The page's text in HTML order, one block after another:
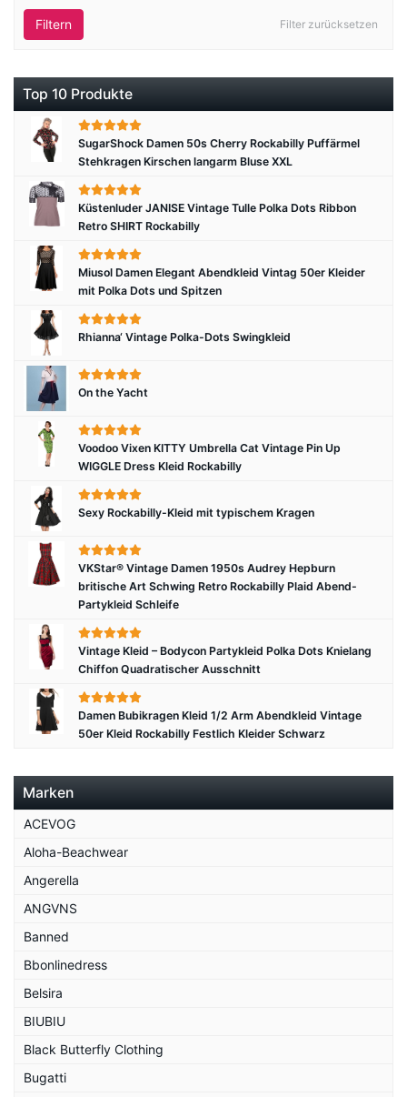
Filter zurücksetzen
Filtern
Top 10 Produkte
SugarShock Damen 50s Cherry Rockabilly Puffärmel
Stehkragen Kirschen langarm Bluse XXL
Küstenluder JANISE Vintage Tulle Polka Dots Ribbon
Retro SHIRT Rockabilly
Miusol Damen Elegant Abendkleid Vintag 50er Kleider
mit Polka Dots und Spitzen
Rhianna‘ Vintage Polka-Dots Swingkleid
On the Yacht
Voodoo Vixen KITTY Umbrella Cat Vintage Pin Up
WIGGLE Dress Kleid Rockabilly
Sexy Rockabilly-Kleid mit typischem Kragen
VKStar® Vintage Damen 1950s Audrey Hepburn
britische Art Schwing Retro Rockabilly Plaid Abend-
Partykleid Schleife
Vintage Kleid – Bodycon Partykleid Polka Dots Knielang
Chiffon Quadratischer Ausschnitt
Damen Bubikragen Kleid 1/2 Arm Abendkleid Vintage
50er Kleid Rockabilly Festlich Kleider Schwarz
Marken
ACEVOG
Aloha-Beachwear
Angerella
ANGVNS
Banned
Bbonlinedress
Belsira
BIUBIU
Black Butterfly Clothing
Bugatti